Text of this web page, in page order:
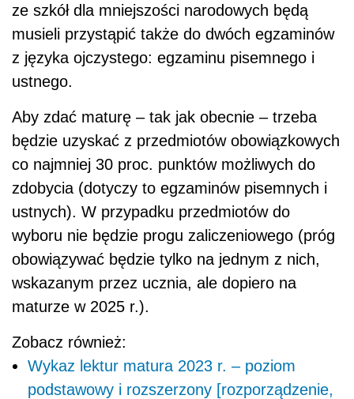
ze szkół dla mniejszości narodowych będą
musieli przystąpić także do dwóch egzaminów
z języka ojczystego: egzaminu pisemnego i
ustnego.
Aby zdać maturę – tak jak obecnie – trzeba
będzie uzyskać z przedmiotów obowiązkowych
co najmniej 30 proc. punktów możliwych do
zdobycia (dotyczy to egzaminów pisemnych i
ustnych). W przypadku przedmiotów do
wyboru nie będzie progu zaliczeniowego (próg
obowiązywać będzie tylko na jednym z nich,
wskazanym przez ucznia, ale dopiero na
maturze w 2025 r.).
Zobacz również:
Wykaz lektur matura 2023 r. – poziom
podstawowy i rozszerzony [rozporządzenie,